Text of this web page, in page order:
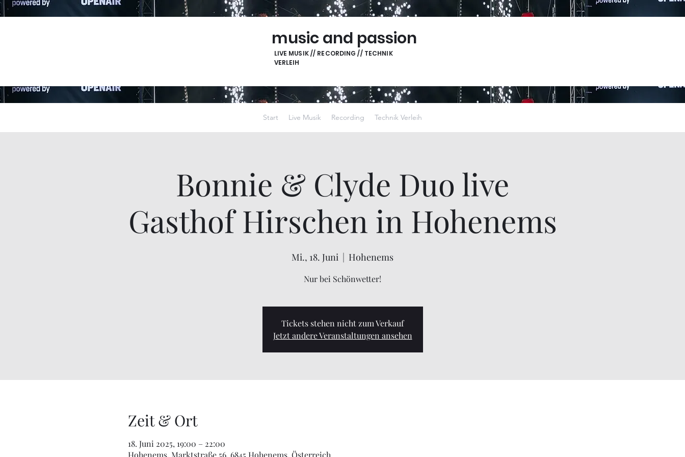
music and passion
LIVE MUSIK // RECORDING // TECHNIK
VERLEIH
Start Live Musik Recording Technik Verleih
Bonnie & Clyde Duo live
Gasthof Hirschen in Hohenems
Mi., 18. Juni
  |
Hohenems
Nur bei Schönwetter!
Tickets stehen nicht zum Verkauf
Jetzt andere Veranstaltungen ansehen
Zeit & Ort
18. Juni 2025, 19:00 – 22:00
Hohenems, Marktstraße 56, 6845 Hohenems, Österreich